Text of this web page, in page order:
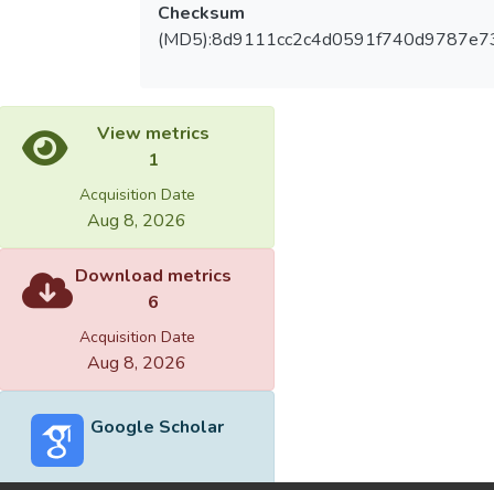
Checksum
View metrics
1
Acquisition Date
Aug 8, 2026
Download metrics
6
Acquisition Date
Aug 8, 2026
Google Scholar